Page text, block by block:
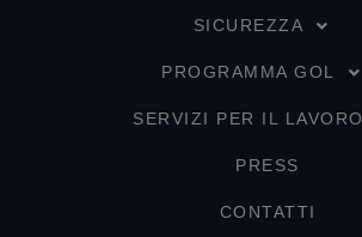
SICUREZZA
PROGRAMMA GOL
SERVIZI PER IL LAVORO
PRESS
CONTATTI